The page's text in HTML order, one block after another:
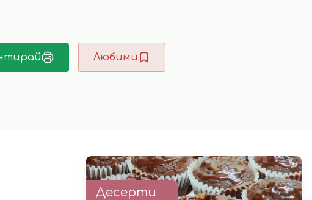
Любими
Десерти